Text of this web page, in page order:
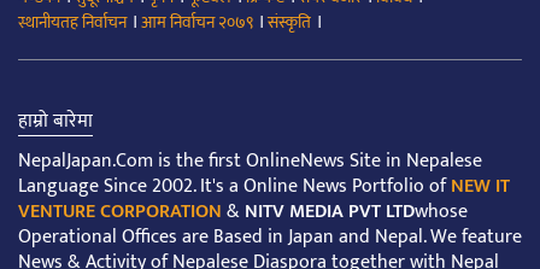
स्थानीयतह निर्वाचन।आम निर्वाचन २०७९ ।संस्कृति ।
हाम्रो बारेमा
NepalJapan.Com is the first OnlineNews Site in Nepalese
Language Since 2002. It's a Online News Portfolio ofNEW IT
VENTURE CORPORATION&NITV MEDIA PVT LTDwhose
Operational Offices are Based in Japan and Nepal. We feature
News & Activity of Nepalese Diaspora together with Nepal